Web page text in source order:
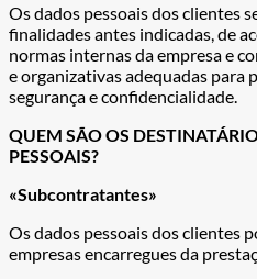
Os dados pessoais dos clientes
finalidades antes indicadas, de
normas internas da empresa e
e organizativas adequadas para
segurança e confidencialidade.
QUEM SÃO OS
PESSOAIS?
«Subcontratantes»
Os dados pessoais dos clientes
empresas encarregues da